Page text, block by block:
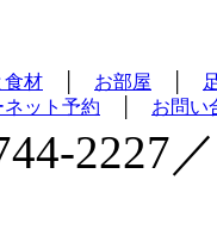
食材 お部屋
ネット予約 お問い
2227